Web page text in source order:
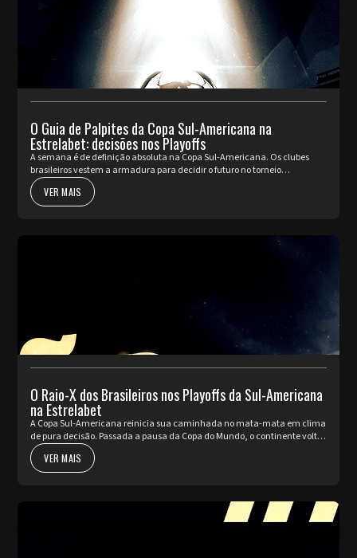
O Guia de Palpites da Copa Sul-Americana na
Estrelabet: decisões nos Playoffs
A semana é de definição absoluta na Copa Sul-Americana. Os clubes
brasileiros vestem a armadura para decidir o futuro no torneio
internacional diante da sua torcida, valendo a cobiçada vaga nas oi...
VER MAIS
O Raio-X dos Brasileiros nos Playoffs da Sul-Americana
na Estrelabet
A Copa Sul-Americana reinicia sua caminhada no mata-mata em clima
de pura decisão. Passada a pausa da Copa do Mundo, o continente volta
a pulsar com as partidas de ida da fase de Playoffs. Quatro rep...
VER MAIS